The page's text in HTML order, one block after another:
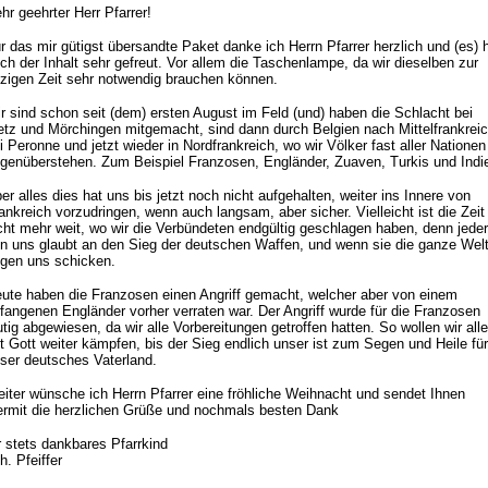
geehrter Herr Pfarrer!
das mir gütigst übersandte Paket danke ich Herrn Pfarrer herzlich und (es)
der Inhalt sehr gefreut. Vor allem die Taschenlampe, da wir dieselben zur
Zeit sehr notwendig brauchen können.
sind schon seit (dem) ersten August im Feld (und) haben die Schlacht bei
und Mörchingen mitgemacht, sind dann durch Belgien nach
Peronne und jetzt wieder in Nordfrankreich, wo wir Völker fast aller Nationen
Zum Beispiel Franzosen, Engländer, Zuaven, Turkis und
alles dies hat uns bis jetzt noch nicht aufgehalten, weiter ins Innere von
vorzudringen, wenn auch langsam, aber sicher. Vielleicht ist die Zeit
mehr weit, wo wir die Verbündeten endgültig geschlagen haben, denn jeder
uns glaubt an den Sieg der deutschen Waffen, und wenn sie die ganze Welt
uns schicken.
haben die Franzosen einen Angriff gemacht, welcher aber von einem
Engländer vorher verraten war. Der Angriff wurde für die Franzosen
abgewiesen, da wir alle Vorbereitungen getroffen hatten. So wollen wir alle
Gott weiter kämpfen, bis der Sieg endlich unser ist zum Segen und Heile für
deutsches Vaterland.
wünsche ich Herrn Pfarrer eine fröhliche Weihnacht und sendet Ihnen
die herzlichen Grüße und nochmals besten Dank
stets dankbares Pfarrkind
Pfeiffer